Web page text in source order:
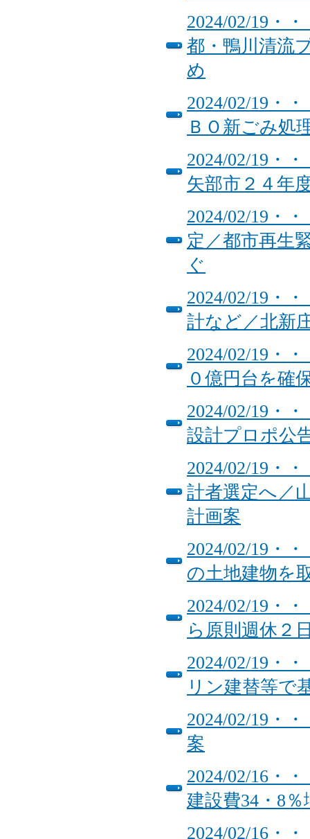
2024/02/19・
都・鴨川清流
め
2024/02/19・
ＢＯ新ごみ処
2024/02/19・
矢部市２４年
2024/02/19・
定／都市再生
ぐ
2024/02/19・
計など／北新
2024/02/19・
０億円台を確
2024/02/19・
設計プロポ
2024/02/19・
計者選定へ／
計画案
2024/02/19・
の土地建物を
2024/02/19・
ら原則週休２
2024/02/19・
リン建替等で
2024/02/19・
案
2024/02/16・
建設費34・8％
2024/02/16・